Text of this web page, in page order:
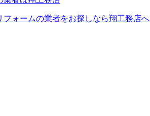
ォームの業者をお探しなら翔工務店へ